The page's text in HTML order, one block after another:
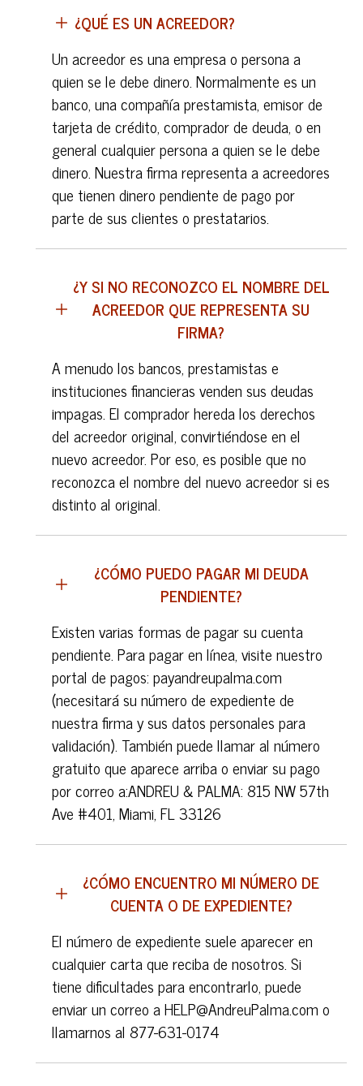
¿QUÉ ES UN ACREEDOR?
Un acreedor es una empresa o persona a
quien se le debe dinero. Normalmente es un
banco, una compañía prestamista, emisor de
tarjeta de crédito, comprador de deuda, o en
general cualquier persona a quien se le debe
dinero. Nuestra firma representa a acreedores
que tienen dinero pendiente de pago por
parte de sus clientes o prestatarios.
¿Y SI NO RECONOZCO EL NOMBRE DEL
ACREEDOR QUE REPRESENTA SU
FIRMA?
A menudo los bancos, prestamistas e
instituciones financieras venden sus deudas
impagas. El comprador hereda los derechos
del acreedor original, convirtiéndose en el
nuevo acreedor. Por eso, es posible que no
reconozca el nombre del nuevo acreedor si es
distinto al original.
¿CÓMO PUEDO PAGAR MI DEUDA
PENDIENTE?
Existen varias formas de pagar su cuenta
pendiente. Para pagar en línea, visite nuestro
portal de pagos: payandreupalma.com
(necesitará su número de expediente de
nuestra firma y sus datos personales para
validación). También puede llamar al número
gratuito que aparece arriba o enviar su pago
por correo a:ANDREU & PALMA: 815 NW 57th
Ave #401, Miami, FL 33126
¿CÓMO ENCUENTRO MI NÚMERO DE
CUENTA O DE EXPEDIENTE?
El número de expediente suele aparecer en
cualquier carta que reciba de nosotros. Si
tiene dificultades para encontrarlo, puede
enviar un correo a HELP@AndreuPalma.com o
llamarnos al 877-631-0174